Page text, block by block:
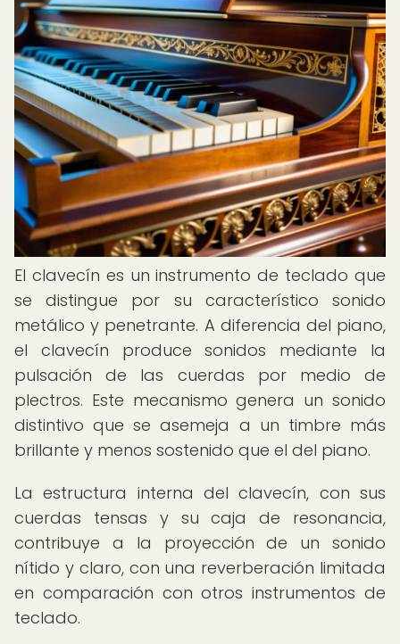
El clavecín es un instrumento de teclado que
se distingue por su característico sonido
metálico y penetrante. A diferencia del piano,
el clavecín produce sonidos mediante la
pulsación de las cuerdas por medio de
plectros. Este mecanismo genera un sonido
distintivo que se asemeja a un timbre más
brillante y menos sostenido que el del piano.
La estructura interna del clavecín, con sus
cuerdas tensas y su caja de resonancia,
contribuye a la proyección de un sonido
nítido y claro, con una reverberación limitada
en comparación con otros instrumentos de
teclado.